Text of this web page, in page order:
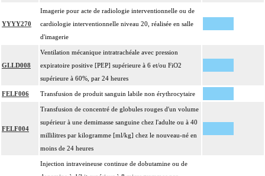
YYYY270
Imagerie pour acte de radiologie interventionnelle ou de
cardiologie interventionnelle niveau 20, réalisée en salle
d'imagerie
GLLD008
Ventilation mécanique intratrachéale avec pression
expiratoire positive [PEP] supérieure à 6 et/ou FiO2
supérieure à 60%, par 24 heures
FELF006 Transfusion de produit sanguin labile non érythrocytaire
FELF004
Transfusion de concentré de globules rouges d'un volume
supérieur à une demimasse sanguine chez l'adulte ou à 40
millilitres par kilogramme [ml/kg] chez le nouveau-né en
moins de 24 heures
Injection intraveineuse continue de dobutamine ou de